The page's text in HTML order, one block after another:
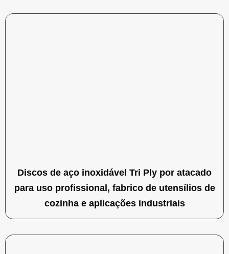
Discos de aço inoxidável Tri Ply por atacado
para uso profissional, fabrico de utensílios de
cozinha e aplicações industriais